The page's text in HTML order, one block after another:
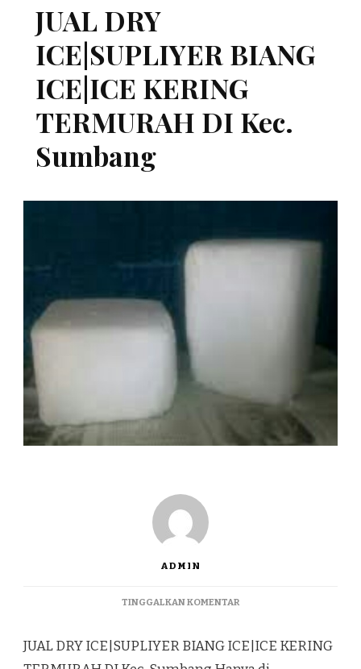
JUAL DRY
ICE|SUPLIYER BIANG
ICE|ICE KERING
TERMURAH DI Kec.
Sumbang
ADMIN
TINGGALKAN KOMENTARPADA
ICE|SUPLIYER
BIANG
JUAL DRY ICE|SUPLIYER BIANG ICE|ICE KERING